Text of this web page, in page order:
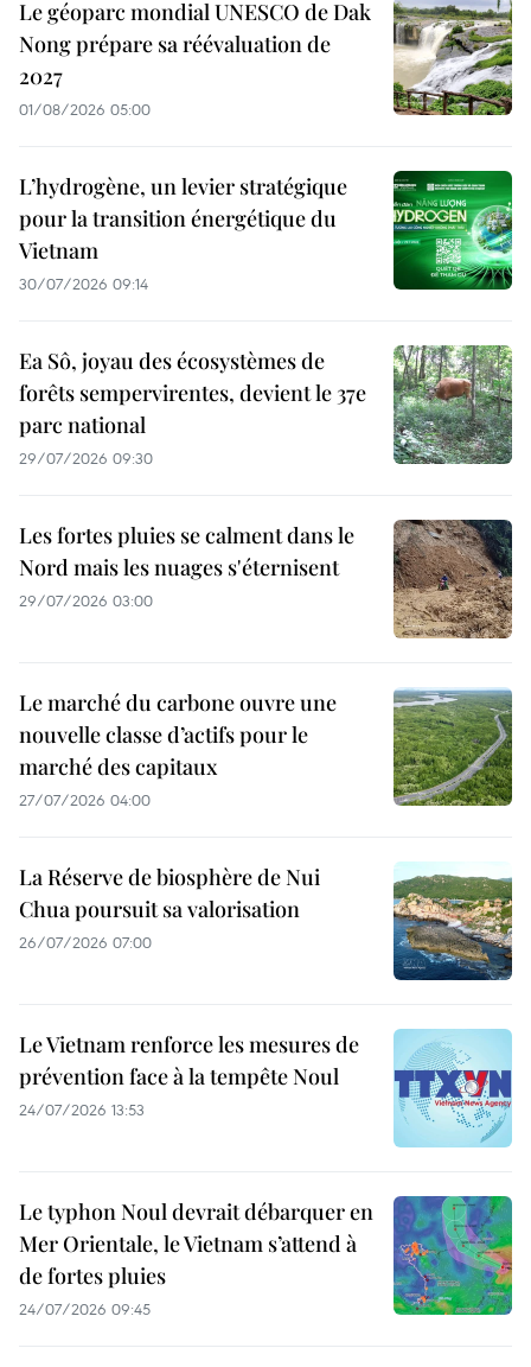
Le géoparc mondial UNESCO de Dak
Nong prépare sa réévaluation de
2027
01/08/2026 05:00
L’hydrogène, un levier stratégique
pour la transition énergétique du
Vietnam
30/07/2026 09:14
Ea Sô, joyau des écosystèmes de
forêts sempervirentes, devient le 37e
parc national
29/07/2026 09:30
Les fortes pluies se calment dans le
Nord mais les nuages s'éternisent
29/07/2026 03:00
Le marché du carbone ouvre une
nouvelle classe d’actifs pour le
marché des capitaux
27/07/2026 04:00
La Réserve de biosphère de Nui
Chua poursuit sa valorisation
26/07/2026 07:00
Le Vietnam renforce les mesures de
prévention face à la tempête Noul
24/07/2026 13:53
Le typhon Noul devrait débarquer en
Mer Orientale, le Vietnam s’attend à
de fortes pluies
24/07/2026 09:45